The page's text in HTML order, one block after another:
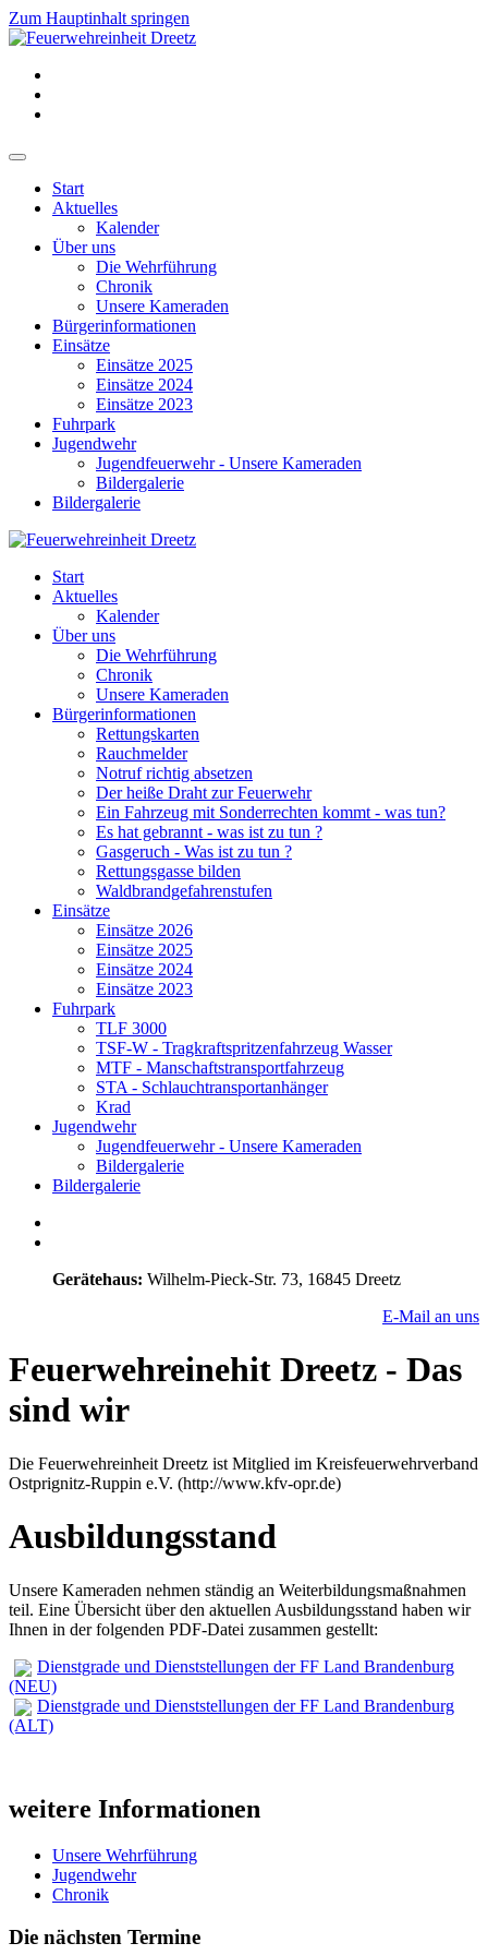
Zum Hauptinhalt springen
Start
Aktuelles
Kalender
Über uns
Die Wehrführung
Chronik
Unsere Kameraden
Bürgerinformationen
Einsätze
Einsätze 2025
Einsätze 2024
Einsätze 2023
Fuhrpark
Jugendwehr
Jugendfeuerwehr - Unsere Kameraden
Bildergalerie
Bildergalerie
Start
Aktuelles
Kalender
Über uns
Die Wehrführung
Chronik
Unsere Kameraden
Bürgerinformationen
Rettungskarten
Rauchmelder
Notruf richtig absetzen
Der heiße Draht zur Feuerwehr
Ein Fahrzeug mit Sonderrechten kommt - was tun?
Es hat gebrannt - was ist zu tun ?
Gasgeruch - Was ist zu tun ?
Rettungsgasse bilden
Waldbrandgefahrenstufen
Einsätze
Einsätze 2026
Einsätze 2025
Einsätze 2024
Einsätze 2023
Fuhrpark
TLF 3000
TSF-W - Tragkraftspritzenfahrzeug Wasser
MTF - Manschaftstransportfahrzeug
STA - Schlauchtransportanhänger
Krad
Jugendwehr
Jugendfeuerwehr - Unsere Kameraden
Bildergalerie
Bildergalerie
Gerätehaus: Wilhelm-Pieck-Str. 73, 16845 Dreetz
E-Mail an uns
Feuerwehreinehit Dreetz - Das
sind wir
Die Feuerwehreinheit Dreetz ist Mitglied im Kreisfeuerwehrverband
Ostprignitz-Ruppin e.V. (http://www.kfv-opr.de)
Ausbildungsstand
Unsere Kameraden nehmen ständig an Weiterbildungsmaßnahmen
teil. Eine Übersicht über den aktuellen Ausbildungsstand haben wir
Ihnen in der folgenden PDF-Datei zusammen gestellt:
Dienstgrade und Dienststellungen der FF Land Brandenburg
(NEU)
Dienstgrade und Dienststellungen der FF Land Brandenburg
(ALT)
weitere Informationen
Unsere Wehrführung
Jugendwehr
Chronik
Die nächsten Termine